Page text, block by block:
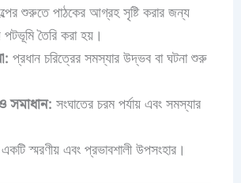
শুরুতে পাঠকের আগ্রহ সৃষ্টি করার জন্য
তৈরি করা হয়।
প্রধান চরিত্রের সমস্যার উদ্ভব বা ঘটনা শুরু
সমাধান: সংঘাতের চরম পর্যায় এবং সমস্যার
একটি স্মরণীয় এবং প্রভাবশালী উপসংহার।